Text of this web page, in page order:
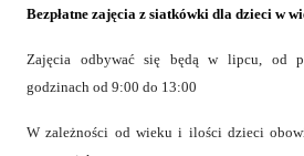
Bezpłatne zajęcia z siatkówki dla dzieci w
Zajęcia odbywać się będą w lipcu, od
godzinach od 9:00 do 13:00
W zależności od wieku i ilości dzieci